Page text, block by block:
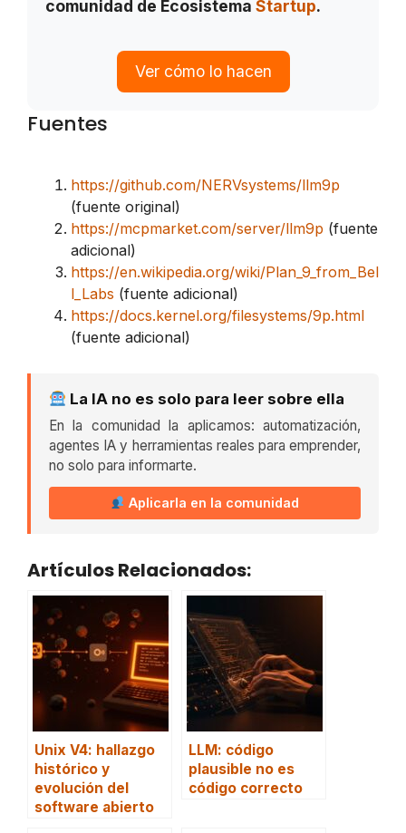
comunidad de Ecosistema Startup.
Ver cómo lo hacen
Fuentes
https://github.com/NERVsystems/llm9p
(fuente original)
https://mcpmarket.com/server/llm9p (fuente
adicional)
https://en.wikipedia.org/wiki/Plan_9_from_Bel
l_Labs (fuente adicional)
https://docs.kernel.org/filesystems/9p.html
(fuente adicional)
La IA no es solo para leer sobre ella
En la comunidad la aplicamos: automatización,
agentes IA y herramientas reales para emprender,
no solo para informarte.
Aplicarla en la comunidad
Artículos Relacionados:
Unix V4: hallazgo
histórico y
evolución del
software abierto
LLM: código
plausible no es
código correcto